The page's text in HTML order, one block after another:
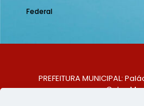
Federal
PREFEITURA MUNICIPAL:
Celso